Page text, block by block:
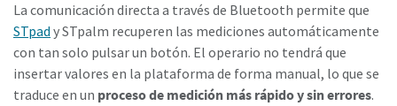
¿Ha llegado el momento de calibrar?
La comunicación directa a través de Bluetooth permite que
STpad y STpalm recuperen las mediciones automáticamente
con tan solo pulsar un botón. El operario no tendrá que
insertar valores en la plataforma de forma manual, lo que se
traduce en un proceso de medición más rápido y sin errores.